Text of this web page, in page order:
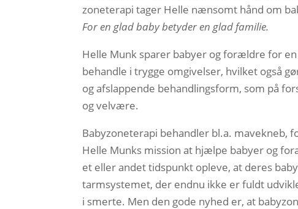
zoneterapi tager Helle nænsomt hånd om
For en glad baby betyder en glad familie.
Helle Munk sparer babyer og forældre for
behandle i trygge omgivelser, hvilket også
og afslappende behandlingsform, som på
og velvære.
Babyzoneterapi behandler bl.a. mavekneb,
Helle Munks mission at hjælpe babyer og
et eller andet tidspunkt opleve, at deres
tarmsystemet, der endnu ikke er fuldt
i smerte. Men den gode nyhed er, at